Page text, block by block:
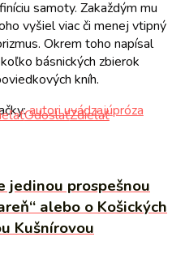
samoty. Zakaždým mu
vyšiel viac či menej vtipný
Okrem toho napísal
básnických zbierok
kníh.
autori uvádzajúpróza
OdoslaťZdieľať
jedinou prospešnou
alebo o Košických
Kušnírovou